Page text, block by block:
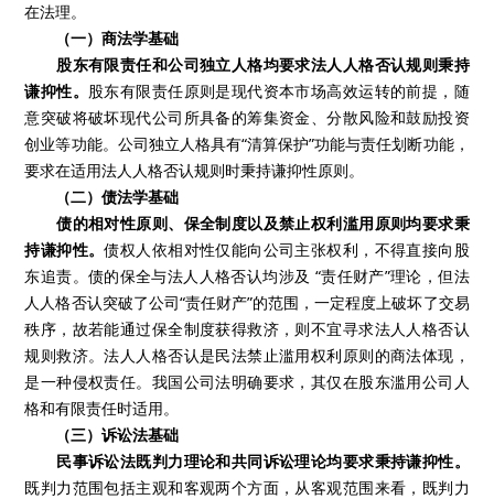
在法理。
（一）商法学基础
股东有限责任和公司独立人格均要求法人人格否认规则秉持
谦抑性。 股东有限责任原则是现代资本市场高效运转的前提，随
意突破将破坏现代公司所具备的筹集资金、分散风险和鼓励投资
创业等功能。公司独立人格具有“清算保护”功能与责任划断功能，
要求在适用法人人格否认规则时秉持谦抑性原则。
（二）债法学基础
债的相对性原则、保全制度以及禁止权利滥用原则均要求秉
持谦抑性。债权人依相对性仅能向公司主张权利，不得直接向股
东追责。债的保全与法人人格否认均涉及 “责任财产”理论，但法
人人格否认突破了公司“责任财产”的范围，一定程度上破坏了交易
秩序，故若能通过保全制度获得救济，则不宜寻求法人人格否认
规则救济。法人人格否认是民法禁止滥用权利原则的商法体现，
是一种侵权责任。我国公司法明确要求，其仅在股东滥用公司人
格和有限责任时适用。
（三）诉讼法基础
民事诉讼法既判力理论和共同诉讼理论均要求秉持谦抑性。
既判力范围包括主观和客观两个方面，从客观范围来看，既判力